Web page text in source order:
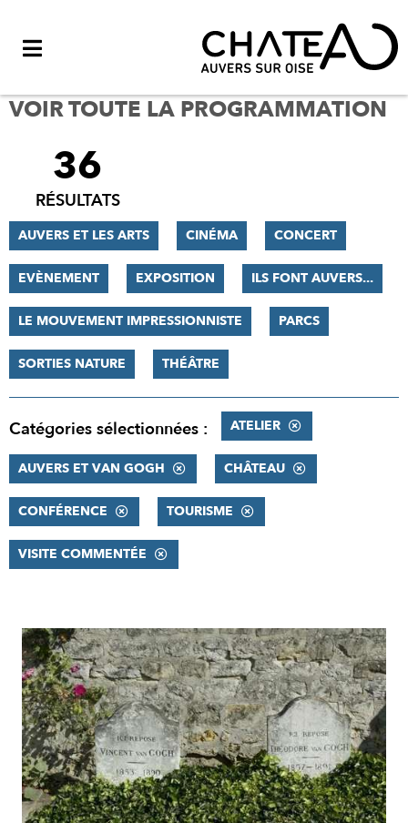
VOIR TOUTE LA PROGRAMMATION
FILTRER
RÉSULTATS
36
RÉSULTATS
AUVERS ET LES ARTS CINÉMA CONCERT
EVÈNEMENT EXPOSITION ILS FONT AUVERS...
LE MOUVEMENT IMPRESSIONNISTE PARCS
SORTIES NATURE THÉÂTRE
Catégories sélectionnées : ATELIER
AUVERS ET VAN GOGH CHÂTEAU
CONFÉRENCE TOURISME
VISITE COMMENTÉE
RÉSULTATS